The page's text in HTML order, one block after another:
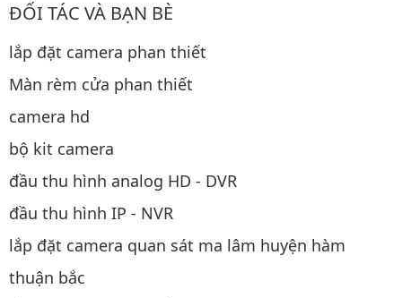
ĐỐI TÁC VÀ BẠN BÈ
lắp đặt camera phan thiết
Màn rèm cửa phan thiết
camera hd
bộ kit camera
đầu thu hình analog HD - DVR
đầu thu hình IP - NVR
lắp đặt camera quan sát ma lâm huyện hàm
thuận bắc